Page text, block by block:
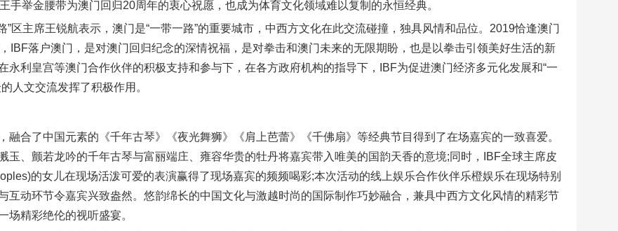
手举金腰带为澳门回归20周年的衷心祝愿，也成为体育文化领域难以复制的永恒经典。
”区主席王锐航表示，澳门是“一带一路”的重要城市，中西方文化在此交流碰撞，独具风情和品位。2019恰逢澳门
IBF落户澳门，是对澳门回归纪念的深情祝福，是对拳击和澳门未来的无限期盼，也是以拳击引领美好生活的新
永利皇宫等澳门合作伙伴的积极支持和参与下，在各方政府机构的指导下，IBF为促进澳门经济多元化发展和“一
人文交流发挥了积极作用。
融合了中国元素的《千年古琴》《夜光舞狮》《肩上芭蕾》《千佛扇》等经典节目得到了在场嘉宾的一致喜爱。
玉、颤若龙吟的千年古琴与富丽端庄、雍容华贵的牡丹将嘉宾带入唯美的国韵天香的意境;同时，IBF全球主席皮
的女儿在现场活泼可爱的表演赢得了现场嘉宾的频频喝彩;本次活动的线上娱乐合作伙伴乐橙娱乐在现场特别
互动环节令嘉宾兴致盎然。悠韵绵长的中国文化与激越时尚的国际制作巧妙融合，兼具中西方文化风情的精彩节
场精彩绝伦的视听盛宴。